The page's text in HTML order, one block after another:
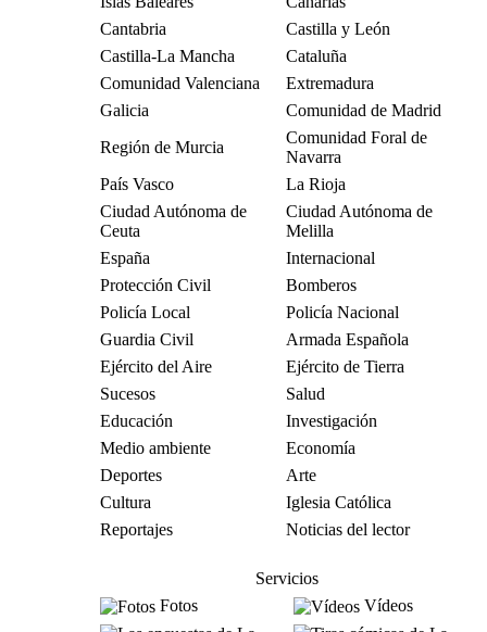
Cantabria
Castilla y León
Castilla-La Mancha
Cataluña
Comunidad Valenciana
Extremadura
Galicia
Comunidad de Madrid
Región de Murcia
Comunidad Foral de
Navarra
País Vasco
La Rioja
Ciudad Autónoma de
Ceuta
Ciudad Autónoma de
Melilla
España
Internacional
Protección Civil
Bomberos
Policía Local
Policía Nacional
Guardia Civil
Armada Española
Ejército del Aire
Ejército de Tierra
Sucesos
Salud
Educación
Investigación
Medio ambiente
Economía
Deportes
Arte
Cultura
Iglesia Católica
Reportajes
Noticias del lector
Servicios
Fotos
Vídeos